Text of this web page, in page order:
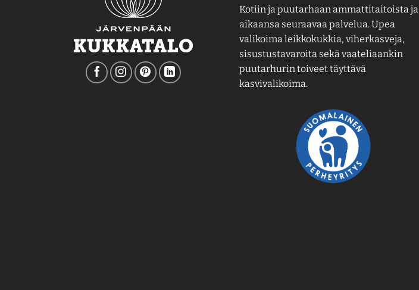
Kotiin ja puutarhaan ammattitaitoista ja
aikaansa seuraavaa palvelua. Upea
valikoima leikkokukkia, viherkasveja,
sisustustavaroita sekä vaateliaankin
puutarhurin toiveet täyttävä
kasvivalikoima.